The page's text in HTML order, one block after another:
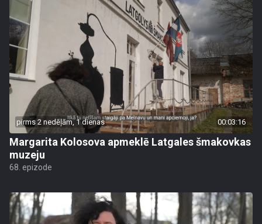
pirms 2 nedēļām, 1 dienas 00:03:16
Margarita Kolosova apmeklē Latgales šmakovkas
muzeju
68. epizode